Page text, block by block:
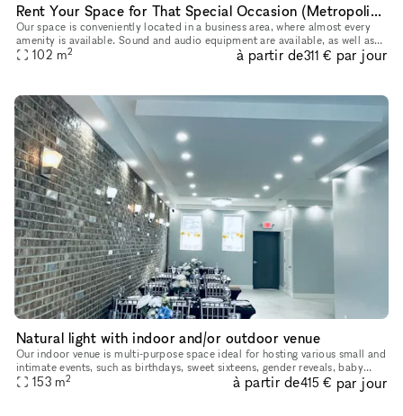
Rent Your Space for That Special Occasion (Metropolitan Ave. Forest Hills)
Our space is conveniently located in a business area, where almost every
amenity is available. Sound and audio equipment are available, as well as
wifi.102 m2 à partir de311 € par jour
Natural light with indoor and/or outdoor venue
Our indoor venue is multi-purpose space ideal for hosting various small and
intimate events, such as birthdays, sweet sixteens, gender reveals, baby
showers, bridal showers, weddings, graduation part
153 m2 à partir de415 € par jour